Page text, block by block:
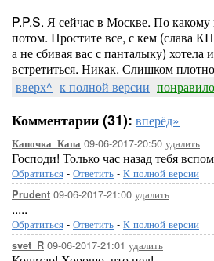
P.P.S. Я сейчас в Москве. По какому
потом. Простите все, с кем (слава
а не сбивая вас с панталыку)
встретиться. Никак. Слишком
вверх^ к полной версии
Комментарии (31): вперёд»
Капочка_Капа 09-06-2017-20:50 удалить
Господи! Только час назад тебя
Обратиться - Ответить - К полной версии
Prudent 09-06-2017-21:00 удалить
.....
Обратиться - Ответить - К полной версии
svet_R 09-06-2017-21:01 удалить